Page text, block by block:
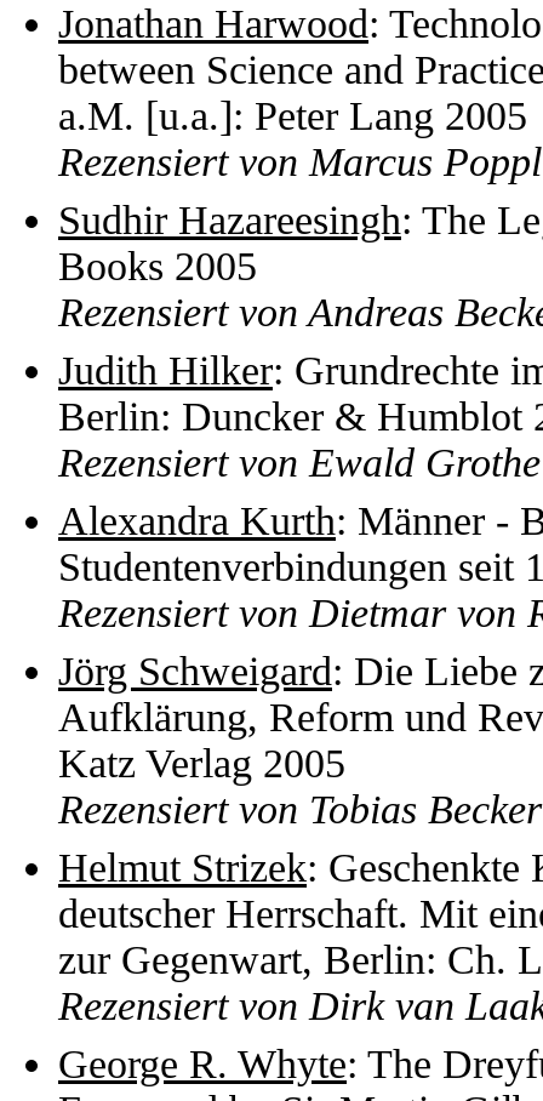
Jonathan Harwood:
between Science and
a.M. [u.a.]: Peter Lang 2005
Rezensiert von Marcus
Sudhir Hazareesingh: The
Books 2005
Rezensiert von Andreas
Judith Hilker: Grundrechte
Berlin: Duncker & Humblot
Rezensiert von Ewald Grothe
Alexandra Kurth: Männer -
Studentenverbindungen
Rezensiert von Dietmar von
Jörg Schweigard: Die Liebe
Aufklärung, Reform und
Katz Verlag 2005
Rezensiert von Tobias Becker
Helmut Strizek: Geschenkte
deutscher Herrschaft. Mit
zur Gegenwart, Berlin: Ch.
Rezensiert von Dirk van
George R. Whyte: The